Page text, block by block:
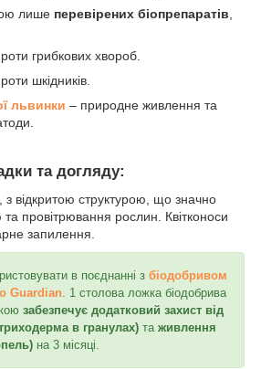
лише перевірених біопрепаратів,
грибкових хвороб.
шкідників.
львинки – природне живлення та
та догляду:
з відкритою структурою, що значно
провітрювання рослин. Квітконоси
запилення.
в поєднанні з біодобривом
Guardian . 1 столова ложка біодобрива
забезпечує додатковий захист від
в гранулах) та живлення
на 3 місяці.